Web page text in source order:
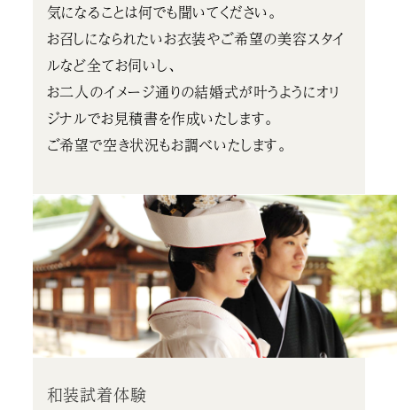
気になることは何でも聞いてください。
お召しになられたいお衣装やご希望の美容スタイ
ルなど全てお伺いし、
お二人のイメージ通りの結婚式が叶うようにオリ
ジナルでお見積書を作成いたします。
ご希望で空き状況もお調べいたします。
和装試着体験